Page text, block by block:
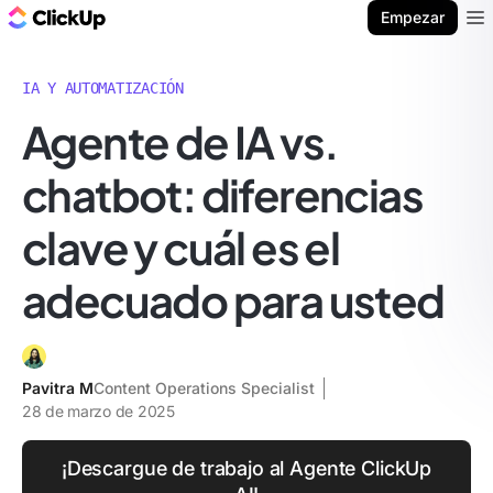
Empezar
IA Y AUTOMATIZACIÓN
Agente de IA vs.
chatbot: diferencias
clave y cuál es el
adecuado para usted
Pavitra MContent Operations Specialist
28 de marzo de 2025
¡Descargue de trabajo al Agente ClickUp